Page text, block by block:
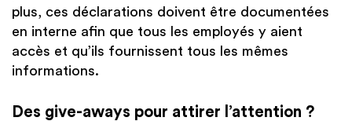
plus, ces déclarations doivent être documentées
en interne afin que tous les employés y aient
accès et qu’ils fournissent tous les mêmes
informations.
Des give-aways pour attirer l’attention ?